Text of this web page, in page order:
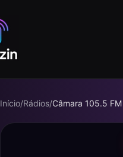
Início/Rádios/Câmara 105.5